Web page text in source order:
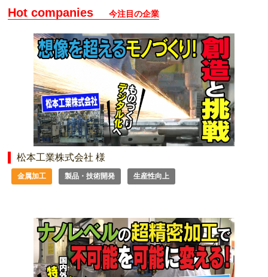
Hot companies 今注目の企業
松本工業株式会社 様
金属加工 製品・技術開発 生産性向上